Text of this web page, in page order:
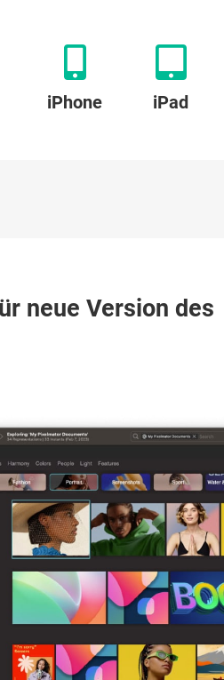
iPhone iPad
neue Version des